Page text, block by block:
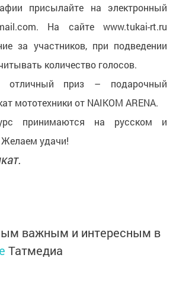
присылайте на электронный
На сайте www.tukai-rt.ru
за участников, при подведении
количество голосов.
отличный приз – подарочный
мототехники от NAIKOM ARENA.
принимаются на русском и
удачи!
важным и интересным в
Татмедиа